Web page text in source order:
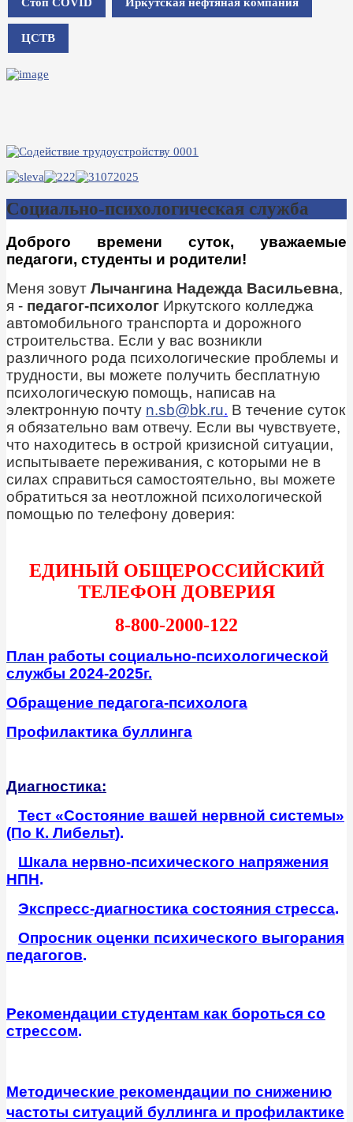
ЦСТВ
Социально-психологическая служба
Доброго времени суток, уважаемые
педагоги, студенты и родители!
Меня зовут Лычангина Надежда Васильевна,
я - педагог-психолог Иркутского колледжа
автомобильного транспорта и дорожного
строительства. Если у вас возникли
различного рода психологические проблемы и
трудности, вы можете получить бесплатную
психологическую помощь, написав на
электронную почту n.sb@bk.ru. В течение суток
я обязательно вам отвечу. Если вы чувствуете,
что находитесь в острой кризисной ситуации,
испытываете переживания, с которыми не в
силах справиться самостоятельно, вы можете
обратиться за неотложной психологической
помощью по телефону доверия:
ЕДИНЫЙ ОБЩЕРОССИЙСКИЙ
ТЕЛЕФОН ДОВЕРИЯ
8-800-2000-122
План работы социально-психологической
службы 2024-2025г.
Обращение педагога-психолога
Профилактика буллинга
Диагностика:
Тест «Состояние вашей нервной системы»
(По К. Либельт).
Шкала нервно-психического напряжения
НПН.
Экспресс-диагностика состояния стресса.
Опросник оценки психического выгорания
педагогов.
Рекомендации студентам как бороться со
стрессом.
Методические рекомендации по снижению
частоты ситуаций буллинга и профилактике